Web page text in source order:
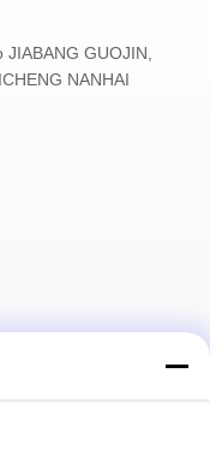
GUOJIN,
NANHAI